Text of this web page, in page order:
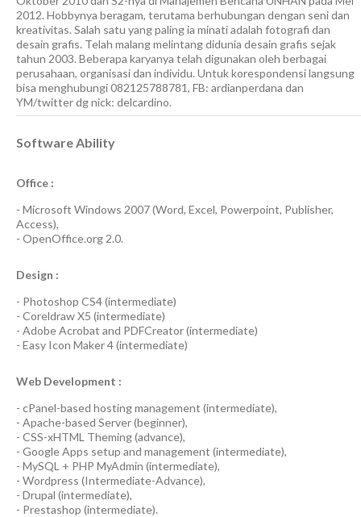
2012. Hobbynya beragam, terutama berhubungan dengan seni dan
kreativitas. Salah satu yang paling ia minati adalah fotografi dan
desain grafis. Telah malang melintang didunia desain grafis sejak
tahun 2003. Beberapa karyanya telah digunakan oleh berbagai
perusahaan, organisasi dan individu. Untuk korespondensi langsung
bisa menghubungi 082125788781, FB: ardianperdana dan
YM/twitter dg nick: delcardino.
Software Ability
Office :
- Microsoft Windows 2007(Word, Excel, Powerpoint, Publisher,
Access),
- OpenOffice.org 2.0.
Design :
- Photoshop CS4(intermediate)
- Coreldraw X5 (intermediate)
- Adobe Acrobat and PDFCreator(intermediate)
- Easy Icon Maker 4(intermediate)
Web Development :
- cPanel-based hosting management (intermediate),
- Apache-based Server(beginner),
- CSS-xHTML Theming(advance),
- Google Apps setup and management (intermediate),
- MySQL + PHP MyAdmin (intermediate),
- Wordpress (Intermediate-Advance),
- Drupal (intermediate),
- Prestashop (intermediate).